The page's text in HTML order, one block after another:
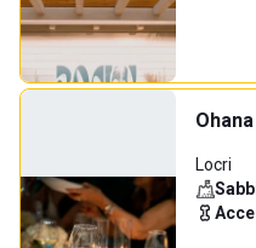
Locri